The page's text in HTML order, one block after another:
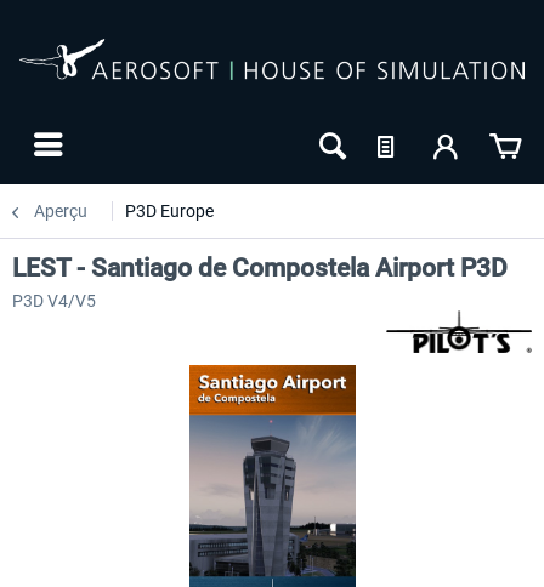
Aperçu P3D Europe
LEST - Santiago de Compostela Airport P3D
P3D V4/V5